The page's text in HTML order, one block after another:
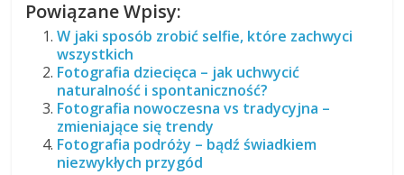
Powiązane Wpisy:
W jaki sposób zrobić selfie, które zachwyci
wszystkich
Fotografia dziecięca – jak uchwycić
naturalność i spontaniczność?
Fotografia nowoczesna vs tradycyjna –
zmieniające się trendy
Fotografia podróży – bądź świadkiem
niezwykłych przygód